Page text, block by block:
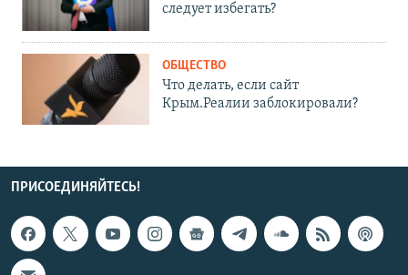
следует избегать?
ОБЩЕСТВО
Что делать, если сайт
Крым.Реалии заблокировали?
ПРИСОЕДИНЯЙТЕСЬ!